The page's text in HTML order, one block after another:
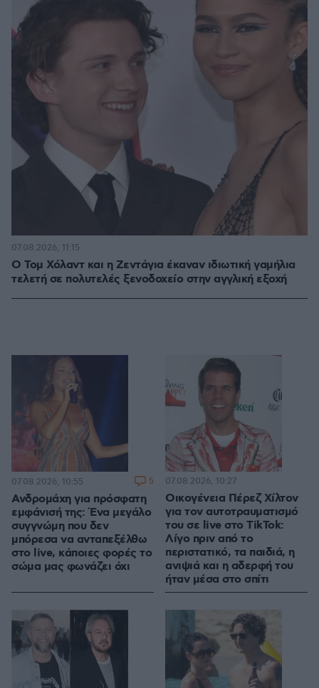
O Τομ Χόλαντ και η Ζεντάγια έκαναν ιδιωτική γαμήλια
τελετή σε πολυτελές ξενοδοχείο στην αγγλική εξοχή
07.08.2026, 11:15
Ανδρομάχη για πρόσφατη
εμφάνισή της: Ένα μεγάλο
συγγνώμη που δεν
μπόρεσα να ανταπεξέλθω
στο live, κάποιες φορές το
σώμα μας φωνάζει όχι
07.08.2026, 10:55 5
Οικογένεια Πέρεζ Χίλτον
για τον αυτοτραυματισμό
του σε live στο TikTok:
Λίγο πριν από το
περιστατικό, τα παιδιά, η
ανιψιά και η αδερφή του
ήταν μέσα στο σπίτι
07.08.2026, 10:27